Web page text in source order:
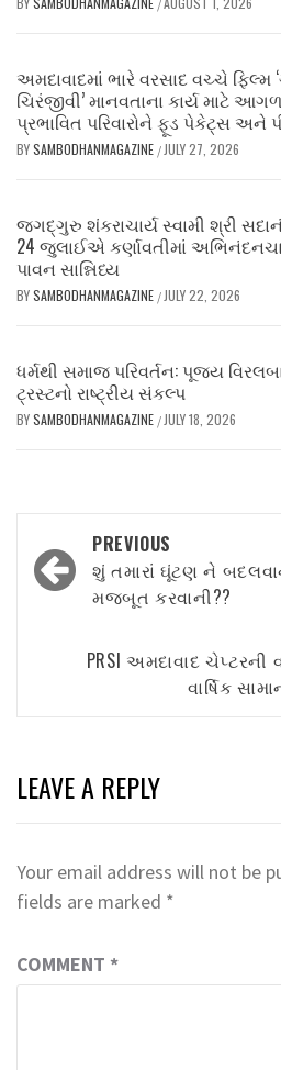
/
અમદાવાદમાં ભારે વરસાદ વચ્ચે ફિલ્મ
ચિરંજીવી’ માનવતાના કાર્ય માટે
પ્રભાવિત પરિવારોને ફૂડ પેકેટ્સ અને
BYSAMBODHANMAGAZINE / JULY 27, 2026
જગદ્ગુરુ શંકરાચાર્ય સ્વામી શ્રી
24 જુલાઈએ કર્ણાવતીમાં
પાવન સાન્નિધ્ય
BYSAMBODHANMAGAZINE / JULY 22, 2026
ધર્મથી સમાજ પરિવર્તન: પૂજ્ય
ટ્રસ્ટનો રાષ્ટ્રીય સંકલ્પ
BYSAMBODHANMAGAZINE / JULY 18, 2026
Post
navigation
PREVIOUS
શું તમારાં ઘૂંટણ ને
મજબૂત કરવાની??
PRSI અમદાવાદ ચેપ્ટરની
વાર્ષિક
LEAVE A REPLY
Your email address will not be
fields are marked *
COMMENT *